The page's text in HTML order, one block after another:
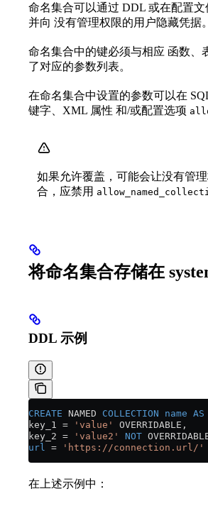
命名集合可以通过 DDL 或在配置文
并向 没有管理权限的用户隐藏凭据。
命名集合中的键必须与相应 函数、
了对应的参数列表。
在命名集合中设置的参数可以在
键字、XML 属性 和/或配置选项
如果允许覆盖，可能会让没有管
合，应禁用
将命名集合存储在
DDL 示例
CREATE NAMED COLLECTION name AS
key_1 = 'value'
OVERRIDABLE,
key_2 = 'value2' NOT
url = 'https://connection.url/'
在上述示例中：